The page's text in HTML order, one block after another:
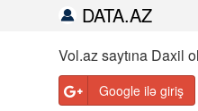
DATA.AZ
Vol.az saytına Daxil
Google ilə giriş